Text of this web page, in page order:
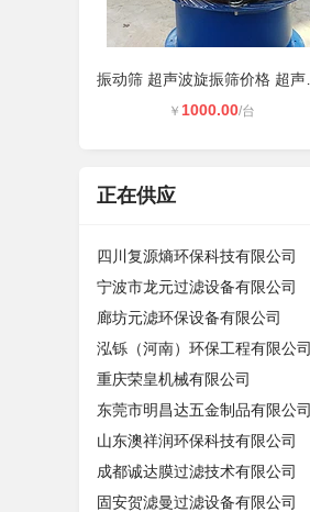
￥ 1000.00/台
正在供应
四川复源熵环保科技有限公司
宁波市龙元过滤设备有限公司
廊坊元滤环保设备有限公司
泓铄（河南）环保工程有限公司
重庆荣皇机械有限公司
东莞市明昌达五金制品有限公司
山东澳祥润环保科技有限公司
成都诚达膜过滤技术有限公司
固安贺滤曼过滤设备有限公司